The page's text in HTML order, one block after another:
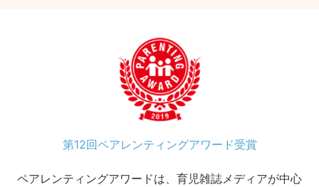
第12回ペアレンティングアワード受賞
ペアレンティングアワードは、育児雑誌メディアが中心